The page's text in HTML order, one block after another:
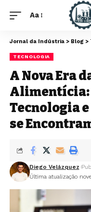
Aa
Jornal da Indústria > Blog >
TECNOLOGIA
A Nova Era
Alimentícia:
Tecnologia
se
Última atualização
Diego Velázquez